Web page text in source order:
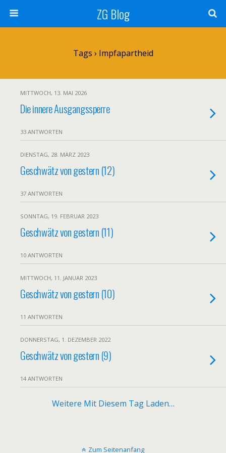
ZG Blog
Tags › Impfapartheid
MITTWOCH, 13. MAI 2026
Die innere Ausgangssperre
33 ANTWORTEN
DIENSTAG, 28. MÄRZ 2023
Geschwätz von gestern (12)
37 ANTWORTEN
SONNTAG, 19. FEBRUAR 2023
Geschwätz von gestern (11)
10 ANTWORTEN
MITTWOCH, 11. JANUAR 2023
Geschwätz von gestern (10)
11 ANTWORTEN
DONNERSTAG, 1. DEZEMBER 2022
Geschwätz von gestern (9)
14 ANTWORTEN
Weitere Mit Diesem Tag Laden…
Zum Seitenanfang